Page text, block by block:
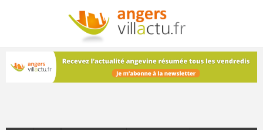
NEWSLETTER
Les dernières actualités d'Angers, chaque vendredi dans
votre boîte e-mail